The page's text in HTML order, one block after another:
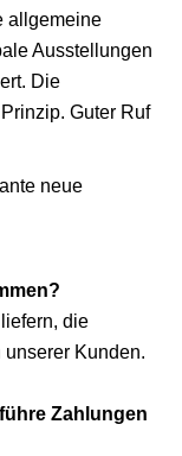
allgemeine
Ausstellungen
Die
Guter Ruf
neue
die
Kunden.
Zahlungen